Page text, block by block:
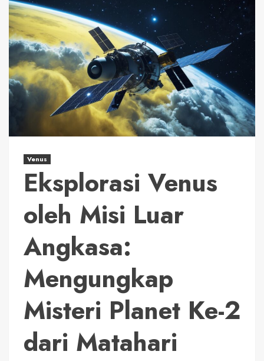
Venus
Eksplorasi Venus
oleh Misi Luar
Angkasa:
Mengungkap
Misteri Planet Ke-2
dari Matahari